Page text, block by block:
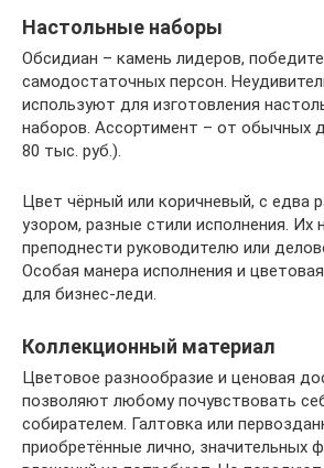
Настольные наборы
Обсидиан – камень лидеров,
самодостаточных персон.
используют для изготовления
наборов. Ассортимент – от обычных
80 тыс. руб.).
Цвет чёрный или коричневый, с едва
узором, разные стили исполнения. Их
преподнести руководителю или
Особая манера исполнения и
для бизнес-леди.
Коллекционный материал
Цветовое разнообразие и ценовая
позволяют любому почувствовать
собирателем. Галтовка или
приобретённые лично, значительных